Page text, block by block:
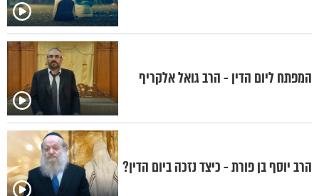
המפתח ליום הדין - הרב גואל אלקריף
הרב יוסף בן פורת - כיצד נזכה ביום הדין?